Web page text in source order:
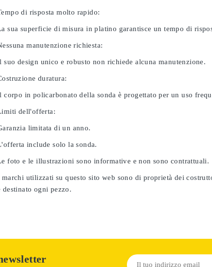
di risposta molto rapido:
sua superficie di misura in platino garantisce un tempo di
manutenzione richiesta:
suo design unico e robusto non richiede alcuna manutenzione.
duratura:
corpo in policarbonato della sonda è progettato per un uso
dell'offerta:
limitata di un anno.
include solo la sonda.
foto e le illustrazioni sono informative e non sono contrattuali.
marchi utilizzati su questo sito web sono di proprietà dei
destinato ogni pezzo.